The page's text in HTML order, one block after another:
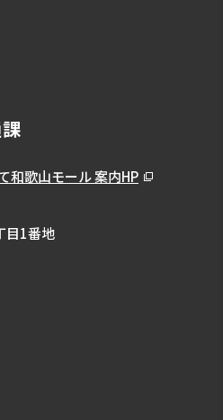
和歌山モール 案内HP
目1番地